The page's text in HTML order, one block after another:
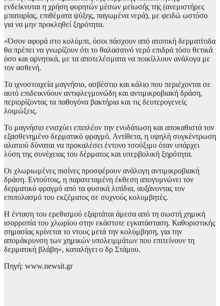
ενδείκνυται η χρήση φορητών μέσων μείωσής της (ανεμιστήρες
μπαταρίας, επιθέματα ψύξης, παγωμένα νερά), με φειδώ ωστόσο
για να μην προκληθεί ξηρότητα.
«Όσον αφορά στο κολύμπι, όσοι πάσχουν από ατοπική δερματίτιδα
θα πρέπει να γνωρίζουν ότι το θαλασσινό νερό επιδρά τόσο θετικά
όσο και αρνητικά, με τα αποτελέσματα να ποικίλλουν ανάλογα με
τον ασθενή.
Τα ιχνοστοιχεία μαγνήσιο, ασβέστιο και κάλιο που περιέχονται σε
αυτό επιδεικνύουν αντιφλεγμονώδη και αντιμικροβιακή δράση,
περιορίζοντας τα παθογόνα βακτήρια και τις δευτερογενείς
λοιμώξεις.
Το μαγνήσιο ενισχύει επιπλέον την ενυδάτωση και αποκαθιστά τον
εξασθενημένο δερματικό φραγμό. Αντίθετα, η υψηλή συγκέντρωση
αλατιού δύναται να προκαλέσει έντονο τσούξιμο όταν υπάρχει
λύση της συνέχειας του δέρματος και υπερβολική ξηρότητα.
Οι χλωριωμένες πισίνες προσφέρουν ανάλογη αντιμικροβιακή
δράση. Εντούτοις, η παρατεταμένη έκθεση απογυμνώνει τον
δερματικό φραγμό από τα φυσικά λιπίδια, αυξάνοντας τον
επιπολασμό του εκζέματος σε συχνούς κολυμβητές.
Η ένταση του ερεθισμού εξαρτάται άμεσα από τη σωστή χημική
ισορροπία του χλωρίου στην εκάστοτε εγκατάσταση. Καθοριστικής
σημασίας κρίνεται το ντους μετά την κολύμβηση, για την
απομάκρυνση των χημικών υπολειμμάτων που επιτείνουν τη
δερματική βλάβη», καταλήγει ο δρ Στάμου.
Πηγή: www.newsit.gr